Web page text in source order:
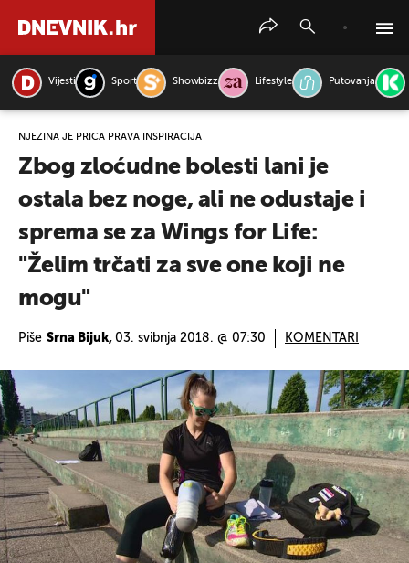
Vijesti Sport Showbizz Lifestyle Putovanja
NJEZINA JE PRIČA PRAVA INSPIRACIJA
Zbog zloćudne bolesti lani je
ostala bez noge, ali ne odustaje i
sprema se za Wings for Life:
"Želim trčati za sve one koji ne
mogu"
Piše Srna Bijuk, 03. svibnja 2018. @ 07:30 KOMENTARI
PRETRAŽITE VIJESTI